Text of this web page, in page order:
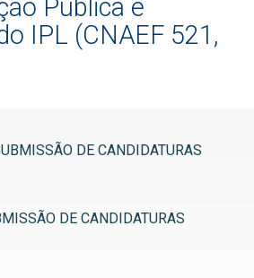
Pública e
IPL (CNAEF 521,
DE CANDIDATURAS
DE CANDIDATURAS